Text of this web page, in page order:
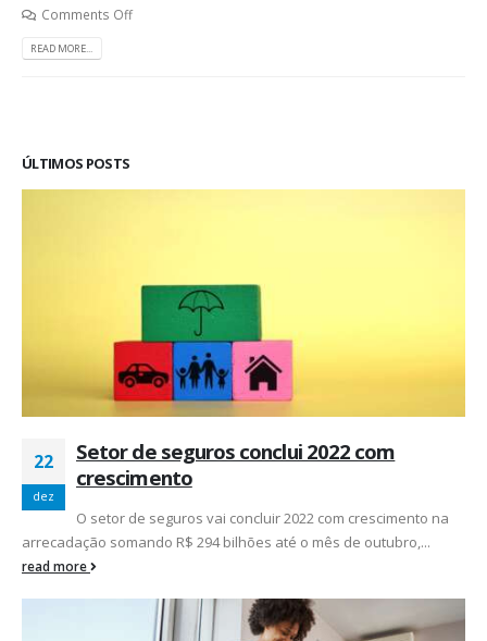
Comments Off
READ MORE...
ÚLTIMOS POSTS
22
dez
Setor de seguros conclui 2022 com
crescimento
O setor de seguros vai concluir 2022 com crescimento na
arrecadação somando R$ 294 bilhões até o mês de outubro,...
read more